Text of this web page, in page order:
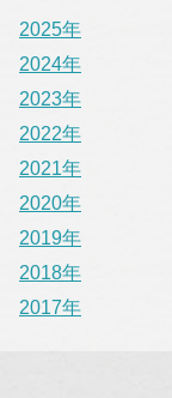
2025年
2024年
2023年
2022年
2021年
2020年
2019年
2018年
2017年